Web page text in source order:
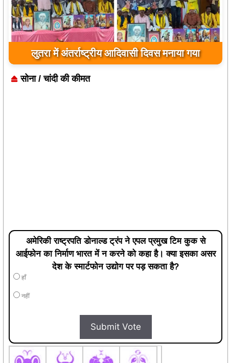
लुतरा में अंतर्राष्ट्रीय आदिवासी दिवस मनाया गया
सोना / चांदी की कीमत
अमेरिकी राष्ट्रपति डोनाल्ड ट्रंप ने एपल प्रमुख टिम कुक से
आईफोन का निर्माण भारत में न करने को कहा है। क्या इसका असर
देश के स्मार्टफोन उद्योग पर पड़ सकता है?
हाँ
नहीं
Submit Vote